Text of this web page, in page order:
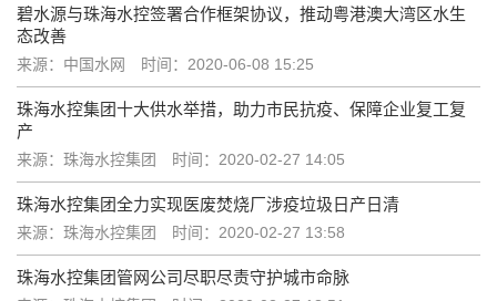
碧水源与珠海水控签署合作框架协议，推动粤港澳大湾区水生
态改善
来源：中国水网 时间：2020-06-08 15:25
珠海水控集团十大供水举措，助力市民抗疫、保障企业复工复
产
来源：珠海水控集团 时间：2020-02-27 14:05
珠海水控集团全力实现医废焚烧厂涉疫垃圾日产日清
来源：珠海水控集团 时间：2020-02-27 13:58
珠海水控集团管网公司尽职尽责守护城市命脉